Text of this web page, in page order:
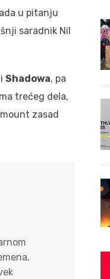
u pitanju
saradnik Nil
Shadowa, pa
trećeg dela,
zasad